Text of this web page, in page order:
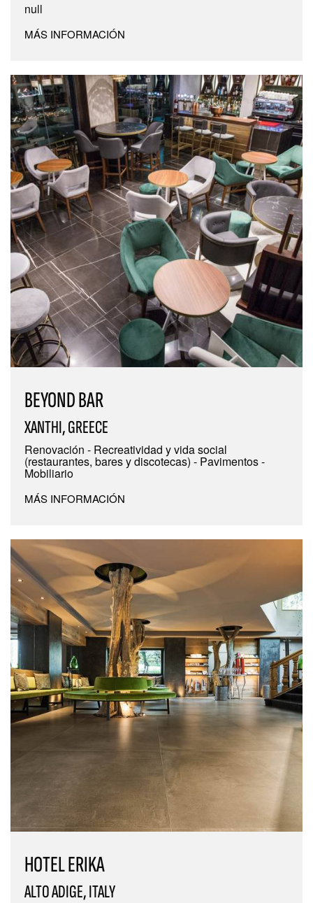
null
MÁS INFORMACIÓN
BEYOND BAR
XANTHI, GREECE
Renovación - Recreatividad y vida social
(restaurantes, bares y discotecas) - Pavimentos -
Mobiliario
MÁS INFORMACIÓN
HOTEL ERIKA
ALTO ADIGE, ITALY